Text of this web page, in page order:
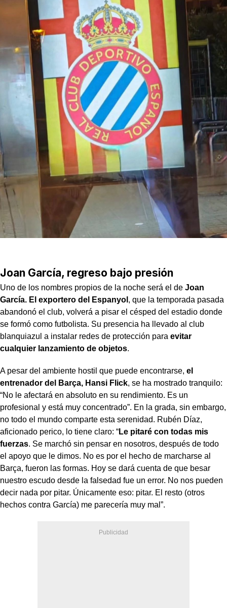
Joan García, regreso bajo presión
Uno de los nombres propios de la noche será el de Joan
García. El exportero del Espanyol , que la temporada pasada
abandonó el club, volverá a pisar el césped del estadio donde
se formó como futbolista. Su presencia ha llevado al club
blanquiazul a instalar redes de protección para evitar
cualquier lanzamiento de objetos.
A pesar del ambiente hostil que puede encontrarse, el
entrenador del Barça, Hansi Flick, se ha mostrado tranquilo:
“No le afectará en absoluto en su rendimiento. Es un
profesional y está muy concentrado”. En la grada, sin embargo,
no todo el mundo comparte esta serenidad. Rubén Díaz,
aficionado perico, lo tiene claro: “Le pitaré con todas mis
fuerzas. Se marchó sin pensar en nosotros, después de todo
el apoyo que le dimos. No es por el hecho de marcharse al
Barça, fueron las formas. Hoy se dará cuenta de que besar
nuestro escudo desde la falsedad fue un error. No nos pueden
decir nada por pitar. Únicamente eso: pitar. El resto (otros
hechos contra García) me parecería muy mal”.